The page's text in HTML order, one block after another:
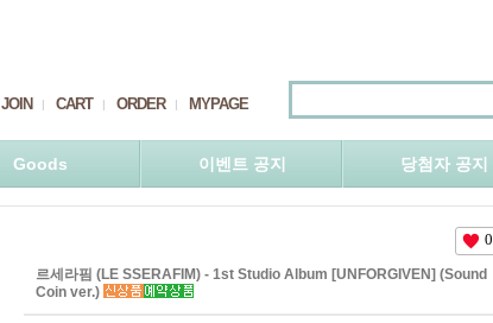
JOIN CART ORDER MYPAGE
Goods 이벤트 공지 당첨자 공지
0
르세라핌 (LE SSERAFIM) - 1st Studio Album [UNFORGIVEN] (Sound
Coin ver.)